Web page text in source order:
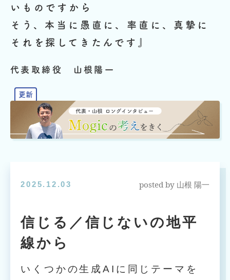
いものですから
そう、本当に愚直に、率直に、真摯に
それを探してきたんです』
代表取締役 山根陽一
2025.12.03 posted by 山根 陽一
信じる／信じないの地平
線から
いくつかの生成AIに同じテーマを